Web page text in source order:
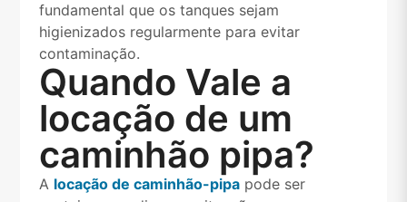
fundamental que os tanques sejam
higienizados regularmente para evitar
contaminação.
Quando Vale a
locação de um
caminhão pipa?
A locação de caminhão-pipapode ser